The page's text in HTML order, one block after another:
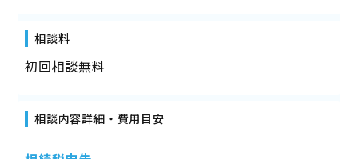
相談料
初回相談無料
相談内容詳細・費用目安